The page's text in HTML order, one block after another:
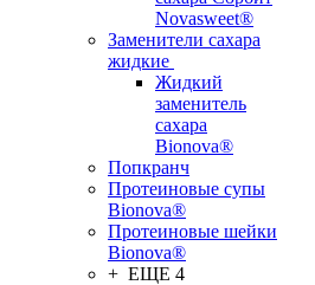
Novasweet®
Заменители сахара
жидкие
Жидкий
заменитель
сахара
Bionova®
Попкранч
Протеиновые супы
Bionova®
Протеиновые шейки
Bionova®
+ ЕЩЕ 4